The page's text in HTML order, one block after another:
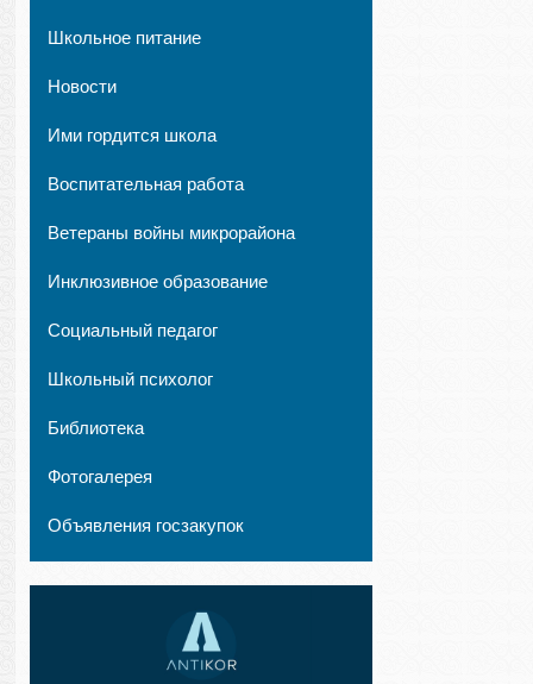
Школьное питание
Новости
Ими гордится школа
Воспитательная работа
Ветераны войны микрорайона
Инклюзивное образование
Социальный педагог
Школьный психолог
Библиотека
Фотогалерея
Объявления госзакупок